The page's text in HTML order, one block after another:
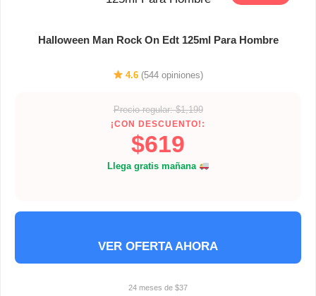
Halloween Man Rock On Edt 125ml Para Hombre
4.6 (544 opiniones)
Precio regular: $1,199
¡CON DESCUENTO!:
$619
Llega gratis mañana
VER OFERTA AHORA
24 meses de $37